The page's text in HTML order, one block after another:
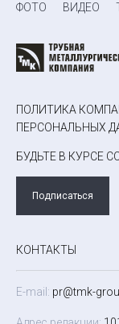
ФОТО ВИДЕО
ПОЛИТИКА
ПЕРСОНАЛЬНЫХ
БУДЬТЕ В КУРСЕ
Подписаться
КОНТАКТЫ
E-mail: pr@tmk-